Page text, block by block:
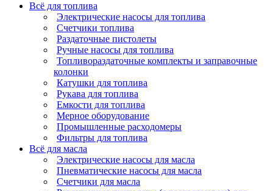
Всё для топлива
Электрические насосы для топлива
Счетчики топлива
Раздаточные пистолеты
Ручные насосы для топлива
Топливораздаточные комплекты и заправочные
колонки
Катушки для топлива
Рукава для топлива
Емкости для топлива
Мерное оборудование
Промышленные расходомеры
Фильтры для топлива
Всё для масла
Электрические насосы для масла
Пневматические насосы для масла
Счетчики для масла